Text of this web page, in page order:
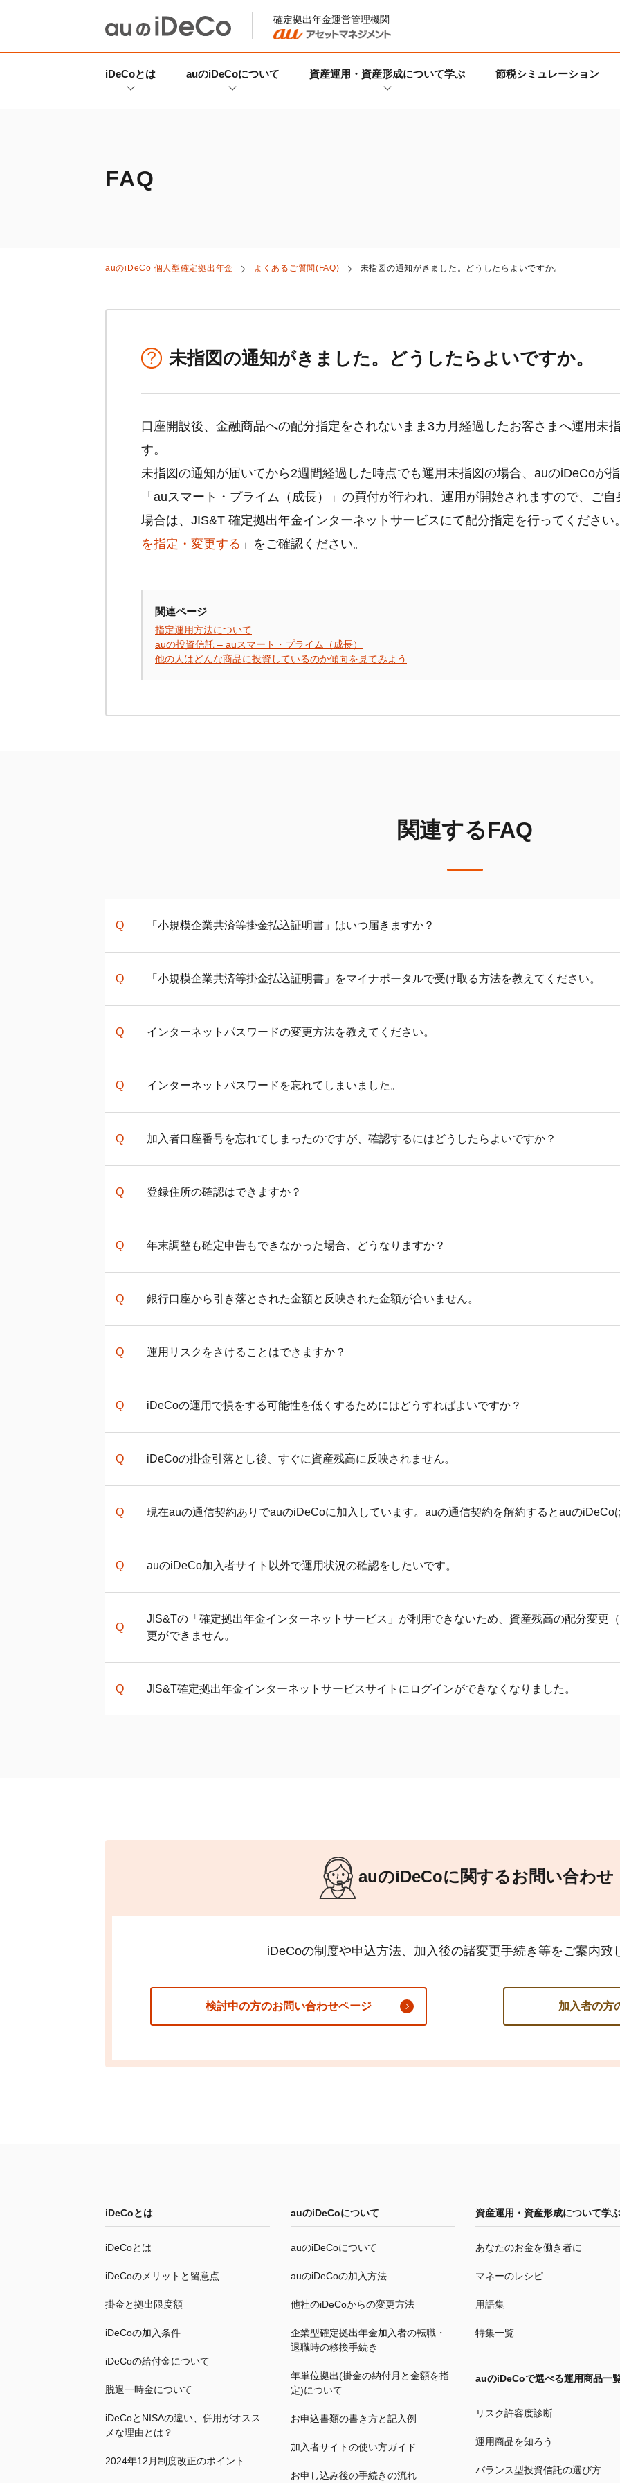
確定拠出年金運営管理機関
iDeCoとは auのiDeCoについて 資産運用・資産形成について学ぶ 節税シミュレーション
FAQ
auのiDeCo 個人型確定拠出年金 よくあるご質問(FAQ) 未指図の通知がきました。どうしたらよいですか。
未指図の通知がきました。どうしたらよいですか。
口座開設後、金融商品への配分指定をされないまま3カ月経過したお客さまへ運用未
す。
未指図の通知が届いてから2週間経過した時点でも運用未指図の場合、auのiDeCoが
「auスマート・プライム（成長）」の買付が行われ、運用が開始されますので、ご
場合は、JIS&T 確定拠出年金インターネットサービスにて配分指定を行ってください
を指定・変更する 」をご確認ください。
関連ページ
指定運用方法について
auの投資信託 – auスマート・プライム（成長）
他の人はどんな商品に投資しているのか傾向を見てみよう
関連するFAQ
「小規模企業共済等掛金払込証明書」はいつ届きますか？
iDeCo
の掛金の納付方法を個人払い(口座振替)している場合は、毎年10月下旬頃に国民年金基
込証明書」が登録の住所に送付されます。
10月以降に初回の掛金の拠出を開始した場合や掛金額の変更・加入者資格喪失等により前月ま
ださい。
か？」をご確認ください。
関連ページ
iDeCo加入者の年末調整・確定申告の書き方と記入例
「小規模企業共済等掛金払込証明書」をマイナポータルで受け取る方法を教えてください。
マイナポータルでの受け取り方法については「
※国民年金基金連合会作成のPDFファイルが開きます。
インターネットパスワードの変更方法を教えてください。
JIS&T確定拠出年金インターネットサービスサイト
す。
インターネットパスワードを忘れてしまいました。
インターネットパスワードは、口座開設時に送付される「パスワード設定のお知らせ」に記載
上記のお知らせがお手元にない場合は、 JIS&T確定拠出年金インターネットサービスサイト
スワード再設定」を行ってください。
加入者口座番号を忘れてしまったのですが、確認するにはどうしたらよいですか？
加入者口座番号は、口座開設時に送付される「口座開設のお知らせ」、または年１回定期的に
記載されています。
上記のお知らせがお手元にない場合は、auのiDeCoカスタマーサービスセンターまでお問い合
なお、「口座開設のお知らせ」「お取引状況のお知らせ」については再発行はできませんので
登録住所の確認はできますか？
登録住所の確認方法については auの iDeCo 加入者サイト 使い方ガイドの「登録情報を確認する」
年末調整も確定申告もできなかった場合、どうなりますか？
年末調整も確定申告もできなかった場合、「還付申告」を行うことで納めすぎた所得税を還付
確定申告期間に関係なく、 iDeCoの掛金を拠出した年の翌年1月1日から5年以内なら申告が可
「確定申告書等作成コーナー」から還付申告用の書類を作成できます。
確定申告の書き方
銀行口座から引き落とされた金額と反映された金額が合いません。
運営管理機関の手数料は加入時および運用中にはかかりませんが、国民年金基金連合会や事務
担いただきます。金額が合わないのは、これらの手数料が差し引かれたうえで拠出され、運用
〇初回拠出時：2,934円（税込）
〇2回目以降の拠出時：171円（税込）
関連ページ
iDeCo の手数料について
運営における役割分担・年金資産の保護
運用リスクをさけることはできますか？
元本確保型の定期預金や、リスクを低減した運用商品もお選びいただけます。
関連ページ
iDeCoの運用で損をする可能性を低くするためにはどうすればよいですか？
の運用商品では元本確保型の定期預金と投資信託がお選びいただけます。投資信託は運
得られる可能性も、 元本 割れを起こす可能性もあります。
投資信託でなるべく元本割れの可能性を小さくするためには、長期・積立・分散を意識して運
関連ページ
ドルコスト平均法とは
投資戦略の基本「分散投資」とは
iDeCoの掛金引落とし後、すぐに資産残高に反映されません。
ご指定の銀行口座から引き落とされた掛金は、所定の流れを経て画面に反映いたします。
通常、掛金引落日(毎月26日)から約13営業日後に現金として反映され、その後約3営業日後に指
くは、お申し込み後の手続きの流れをご確認ください。
銀行口座から引き落とされた金額と反映された金額が合いません。
掛金の配分を指定する方法がわかりません。
現在auの通信契約ありでauのiDeCoに加入しています。auの通信契約を解約するとauのiDeCo
他社の携帯会社に変更されてもauの iDeCo
を引き続きご利用いただけます。
なお、auの通信契約ありではなくなるため「auの投資信託」の保有残高に応じて還元される
のでご注意ください。
auのiDeCo加入者サイト以外で運用状況の確認をしたいです。
iDeCo 加入者サイト以外で運用状況の確認をしたい場合は、 JIS&T確定拠出年金インター
さい。
関連ページ
JIS&Tの「確定拠出年金インターネットサービス」が利用できないため、資産残高の配分変更
更ができません。
JIS&Tのコールセンターにご連絡ください。
JIS&T確定拠出年金インターネットサービスサイトにログインができなくなりました。
個人型確定拠出年金の運営における役割分担と年金資産の保護について
auのiDeCoに関するお問い合わせ
iDeCoの制度や申込方法、加入後の諸変更手続き等をご案内致
検討中の方のお問い合わせページ 加入者の方
iDeCoとは
iDeCoとは
iDeCoのメリットと留意点
掛金と拠出限度額
iDeCoの加入条件
iDeCoの給付金について
脱退一時金について
iDeCoとNISAの違い、併用がオスス
メな理由とは？
2024年12月制度改正のポイント
auのiDeCoについて
auのiDeCoについて
auのiDeCoの加入方法
他社のiDeCoからの変更方法
企業型確定拠出年金加入者の転職・
退職時の移換手続き
年単位拠出(掛金の納付月と金額を指
定)について
お申込書類の書き方と記入例
加入者サイトの使い方ガイド
お申し込み後の手続きの流れ
資産運用・資産形成について学ぶ
あなたのお金を働き者に
マネーのレシピ
用語集
特集一覧
auのiDeCoで選べる運用商品一
リスク許容度診断
運用商品を知ろう
バランス型投資信託の選び方